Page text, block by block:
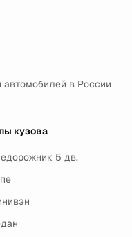
в России
кузова
5 дв.